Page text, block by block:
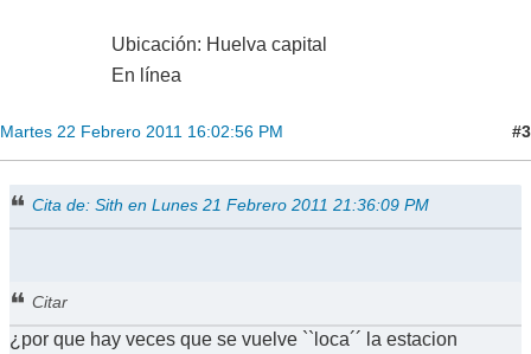
Ubicación: Huelva capital
En línea
Martes 22 Febrero 2011 16:02:56 PM #3
Cita de: Sith en Lunes 21 Febrero 2011 21:36:09 PM
Citar
¿por que hay veces que se vuelve ``loca´´ la estacion